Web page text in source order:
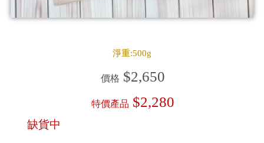
淨重:500g
價格 $2,650
特價產品 $2,280
缺貨中